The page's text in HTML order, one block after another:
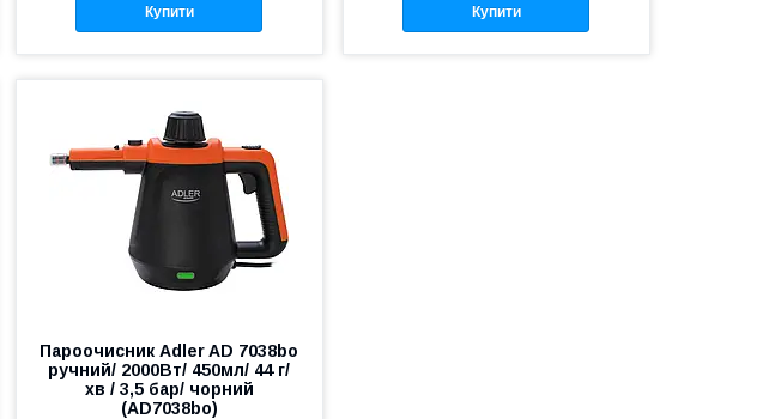
Купити Купити
Пароочисник Adler AD 7038bo
ручний/ 2000Вт/ 450мл/ 44 г/
хв / 3,5 бар/ чорний
(AD7038bo)